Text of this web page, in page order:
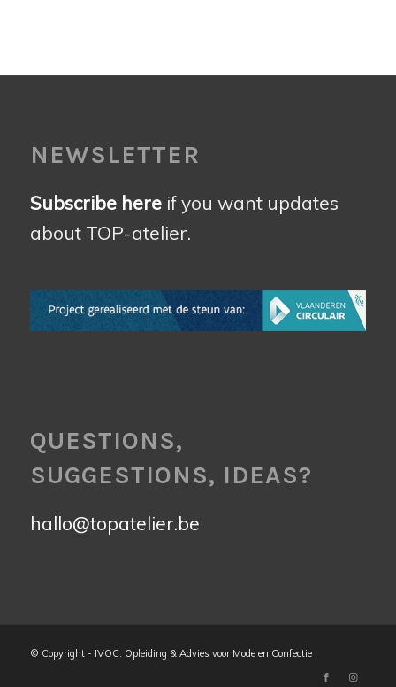
NEWSLETTER
Subscribe hereif you want updates
about TOP-atelier.
QUESTIONS,
SUGGESTIONS, IDEAS?
hallo@topatelier.be
© Copyright - IVOC: Opleiding & Advies voor Mode en Confectie